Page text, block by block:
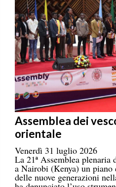
Assemblea dei
orientale
Venerdì 31 luglio 2026
La 21ª Assemblea plenaria
a Nairobi (Kenya) un piano
delle nuove generazioni